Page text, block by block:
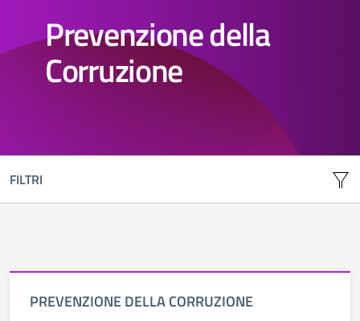
Prevenzione della
Corruzione
FILTRI
PREVENZIONE DELLA CORRUZIONE